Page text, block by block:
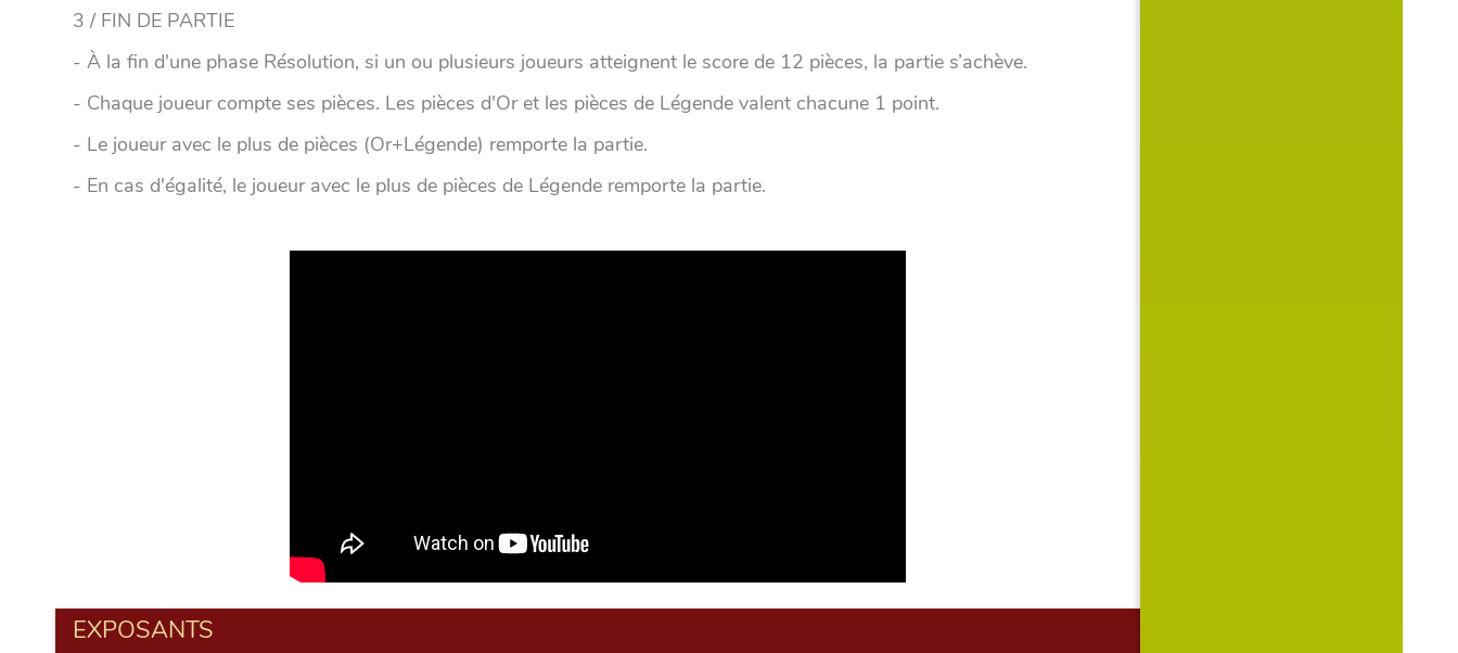
3 / FIN DE PARTIE
- À la fin d'une phase Résolution, si un ou plusieurs joueurs atteignent le score de 12 pièces, la partie s’achève.
- Chaque joueur compte ses pièces. Les pièces d'Or et les pièces de Légende valent chacune 1 point.
- Le joueur avec le plus de pièces (Or+Légende) remporte la partie.
- En cas d'égalité, le joueur avec le plus de pièces de Légende remporte la partie.
EXPOSANTS